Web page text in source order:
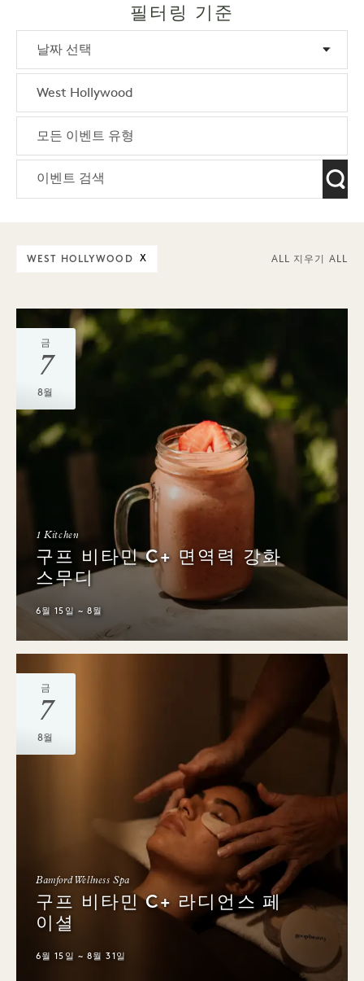
필터링 기준
WEST HOLLYWOOD X ALL 지우기 ALL
금
7
8월
1 Kitchen
구프 비타민 C+ 면역력 강화
스무디
6월 15일 ~ 8월
금
7
8월
Bamford Wellness Spa
구프 비타민 C+ 라디언스 페
이셜
6월 15일 ~ 8월 31일